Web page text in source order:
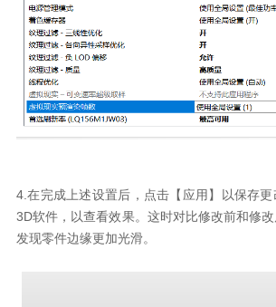
4.在完成上述设置后，点击【应用】以保存
3D软件，以查看效果。这时对比修改前和修
发现零件边缘更加光滑。